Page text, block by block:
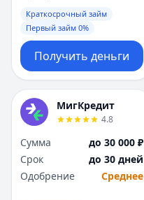
Краткосрочный займ
Первый займ 0%
Получить деньги
МигКредит
4.8
Сумма
до 30 000 ₽
Срок
до 30 дней
Одобрение
Среднее